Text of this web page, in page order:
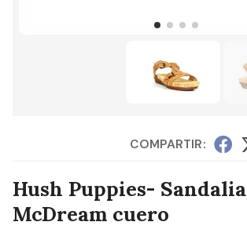
COMPARTIR:
Hush Puppies- Sandalia
McDream cuero